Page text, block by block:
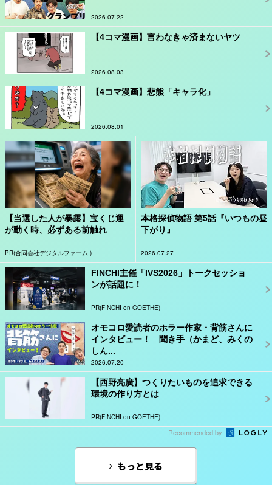
2026.07.22
【4コマ漫画】言わなきゃ済まないヤツ
2026.08.03
【4コマ漫画】悲熊「キャラ化」
2026.08.01
【当選した人が暴露】宝くじ運
が動く時、必ずある前触れ
PR(合同会社デジタルファーム )
本格探偵物語 第5話『いつもの昼
下がり』
2026.07.27
FINCHI主催「IVS2026」トークセッショ
ンが話題に！
PR(FINCHI on GOETHE)
オモコロ愛読者のホラー作家・背筋さんに
インタビュー！ 聞き手（かまど、みくの
しん...
2026.07.20
【西野亮廣】つくりたいものを追求できる
環境の作り方とは
PR(FINCHI on GOETHE)
Recommended by
もっと見る